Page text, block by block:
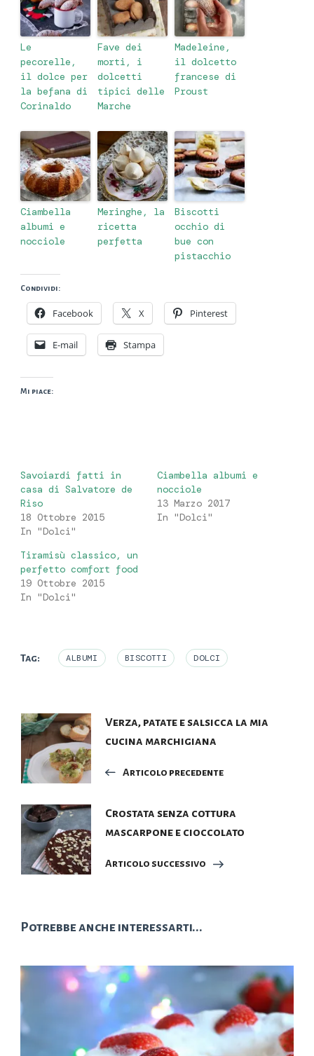
Le
pecorelle,
il dolce per
la befana di
Corinaldo
Fave dei
morti, i
dolcetti
tipici delle
Marche
Madeleine,
il dolcetto
francese di
Proust
Ciambella
albumi e
nocciole
Meringhe, la
ricetta
perfetta
Biscotti
occhio di
bue con
pistacchio
Condividi:
Facebook X Pinterest
E-mail Stampa
Mi piace:
Savoiardi fatti in
casa di Salvatore de
Riso
18 Ottobre 2015
In "Dolci"
Ciambella albumi e
nocciole
13 Marzo 2017
In "Dolci"
Tiramisù classico, un
perfetto comfort food
19 Ottobre 2015
In "Dolci"
Tag: ALBUMI BISCOTTI DOLCI
Navigazione
articoli
Verza, patate e salsicca la mia
cucina marchigiana
Articolo precedente
Crostata senza cottura
mascarpone e cioccolato
Articolo successivo
Potrebbe anche interessarti...